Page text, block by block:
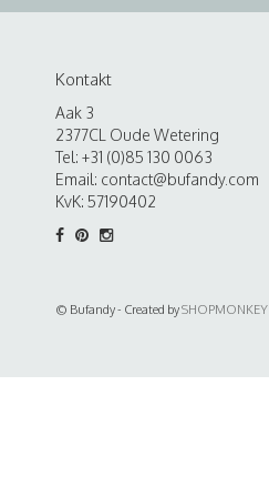
Kontakt
Aak 3
2377CL Oude Wetering
Tel: +31 (0)85 130 0063
Email: contact@bufandy.com
KvK: 57190402
© Bufandy - Created bySHOPMONKEY